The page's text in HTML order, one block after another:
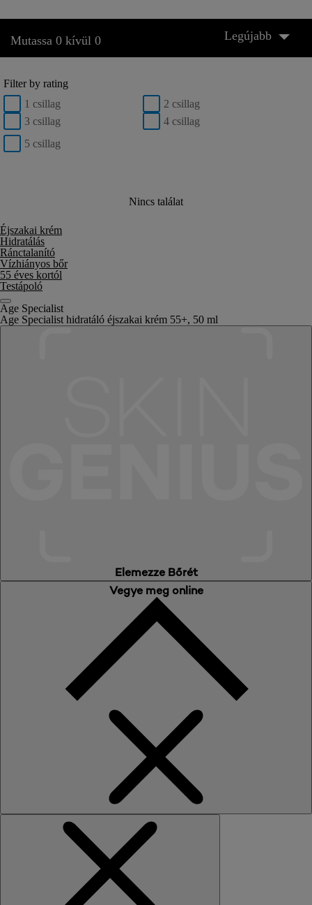
Mutassa 0 kívül 0 Legújabb
Filter by rating
1 csillag
2 csillag
3 csillag
4 csillag
5 csillag
Nincs találat
Éjszakai krém
Hidratálás
Ránctalanító
Vízhiányos bőr
55 éves kortól
Testápoló
Age Specialist
Age Specialist hidratáló éjszakai krém 55+, 50 ml
Elemezze Bőrét
Vegye meg online